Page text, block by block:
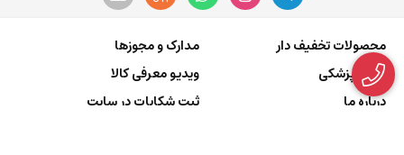
محصولات تخفیف دار
مدارک و مجوزها
مجله پزشکی
ویدیو معرفی کالا
درباره ما
ثبت شکایات در سایت